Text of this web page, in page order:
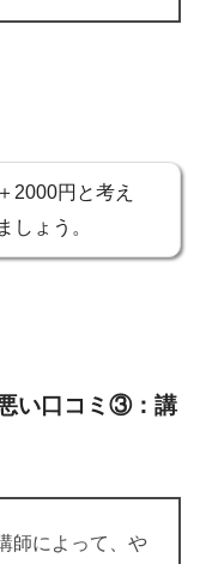
2000円と考え
しょう。
い口コミ③：講
師によって、や